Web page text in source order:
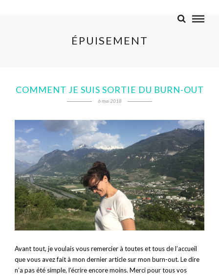
ÉPUISEMENT
COMMENT JE SUIS SORTIE DU BURN-OUT
6 mai 2018
Avant tout, je voulais vous remercier à toutes et tous de l’accueil
que vous avez fait à mon dernier article sur mon burn-out. Le dire
n’a pas été simple, l’écrire encore moins. Merci pour tous vos